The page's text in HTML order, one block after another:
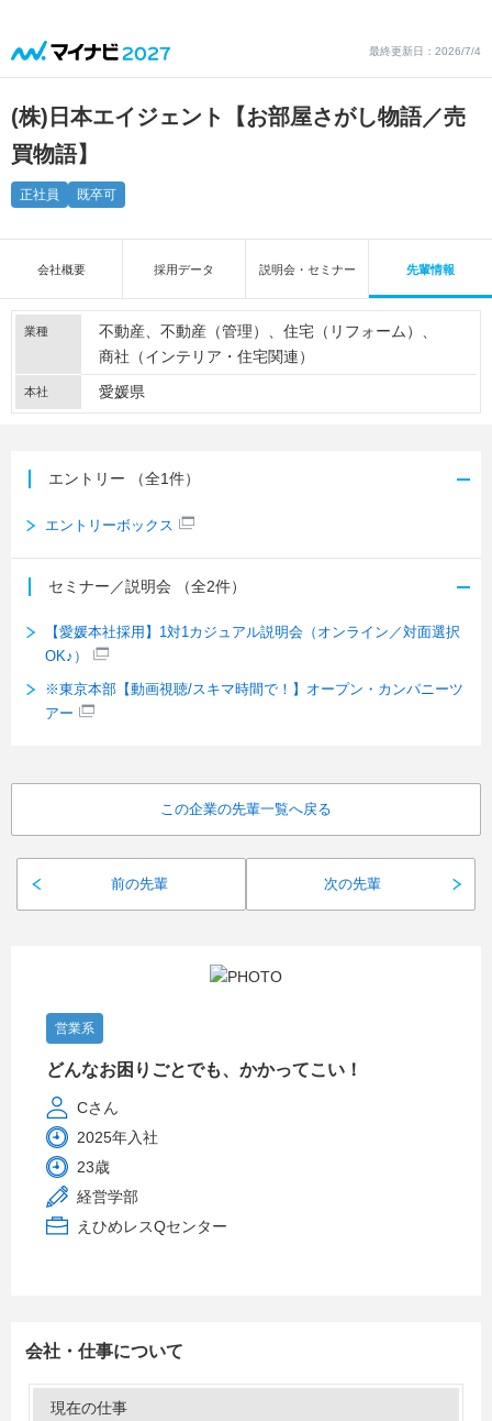
最終更新日：2026/7/4
(株)日本エイジェント【お部屋さがし物語／売
買物語】
正社員 既卒可
会社概要 採用データ 説明会・セミナー 先輩情報
業種 不動産 不動産（管理）
住宅（リフォーム）
商社（インテリア・住宅関連）
本社 愛媛県
エントリー （全1件）
エントリーボックス
セミナー／説明会 （全2件）
【愛媛本社採用】1対1カジュアル説明会（オンライン／対面選択
OK♪）
※東京本部【動画視聴/スキマ時間で！】オープン・カンパニーツ
アー
前の先輩
この企業の先輩一覧へ戻る
次の先輩
営業系
どんなお困りごとでも、かかってこい！
Cさん
2025年入社
23歳
経営学部
えひめレスQセンター
会社・仕事について
現在の仕事